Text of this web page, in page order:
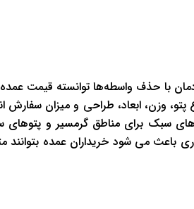
با حذف واسطه‌ها توانسته قيمت
پتو، وزن، ابعاد، طراحي و ميزان
سبک براي مناطق گرمسير و پتوهاي
می شود خريداران عمده بتوانند